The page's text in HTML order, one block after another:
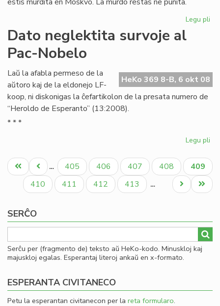
Legu pli
Dato neglektita survoje al
Pac-Nobelo
HeKo 369 8-B, 6 okt 08
Laŭ la afabla permeso de la
aŭtoro kaj de la eldonejo LF-
koop, ni diskonigas la ĉefartikolon de la presata numero de
“Heroldo de Esperanto” (13:2008).
* * *
Legu pli
al
Pagination
Unua
paĝo
Antaŭa
paĝo
… Paĝo
405 Paĝo
406 Paĝo
407 Paĝo
408
Aktuala
paĝo
409
Paĝo
410 Paĝo
411 Paĝo
412 Paĝo
413 …
Last
page
Next
page
SERĈO
Serĉu per (fragmento de) teksto aŭ HeKo-kodo. Minuskloj kaj
majuskloj egalas. Esperantaj literoj ankaŭ en x-formato.
ESPERANTA CIVITANECO
Petu la esperantan civitanecon per la reta formularo.